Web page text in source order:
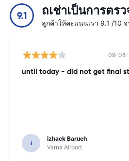
9.1 ถเช่าเป็นการตร
ลูกค้าให้คะแนนเรา 9.1 /10
09-08-
i
izhack Baruch
Varna Airport